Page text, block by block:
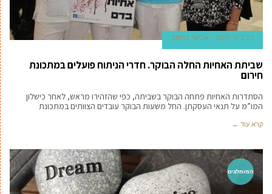
23 ביולי 2019 אביעד ברטוב
שביתת האחיות החלה הבוקר. חדרי הניתוח פועלים במתכונת
חירום
הסתדרות האחיות פתחה הבוקר בשביתה, כפי שהזהירו מראש, לאחר כישלון
המו”מ על תנאי העסקתן. החל משעות הבוקר עובדים הצוותים במתכונת
קרא עוד ←
המומלצים